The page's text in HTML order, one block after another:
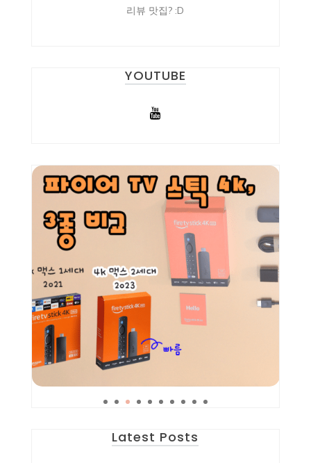
리뷰 맛집? :D
YOUTUBE
Latest Posts